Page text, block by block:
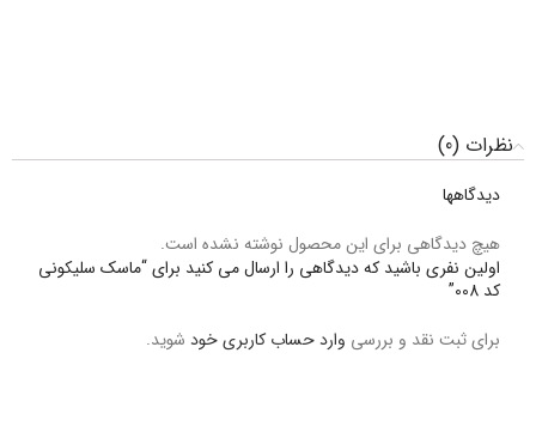
نظرات (0)
دیدگاهها
هیچ دیدگاهی برای این محصول نوشته نشده است.
اولین نفری باشید که دیدگاهی را ارسال می کنید برای “ماسک سلیکونی
کد 008”
برای ثبت نقد و بررسی وارد حساب کاربری خود شوید.